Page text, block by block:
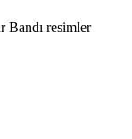
Bandı resimler